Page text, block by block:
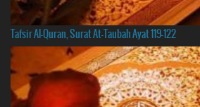
Tafsir Al-Quran, Surat At-Taubah Ayat 119-122